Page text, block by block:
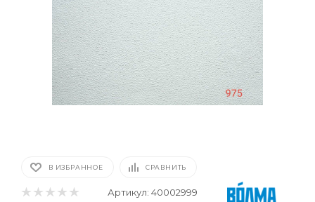
В ИЗБРАННОЕ СРАВНИТЬ
Артикул: 40002999